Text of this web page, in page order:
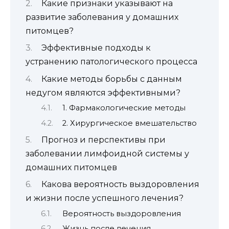
Какие признаки указывают на
развитие заболевания у домашних
питомцев?
Эффективные подходы к
устранению патологического процесса
Какие методы борьбы с данным
недугом являются эффективными?
1. Фармакологические методы
2. Хирургическое вмешательство
Прогноз и перспективы при
заболевании лимфоидной системы у
домашних питомцев
Какова вероятность выздоровления
и жизни после успешного лечения?
Вероятность выздоровления